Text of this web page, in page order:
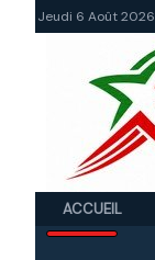
Jeudi 6 Août 2026
ACCUEIL